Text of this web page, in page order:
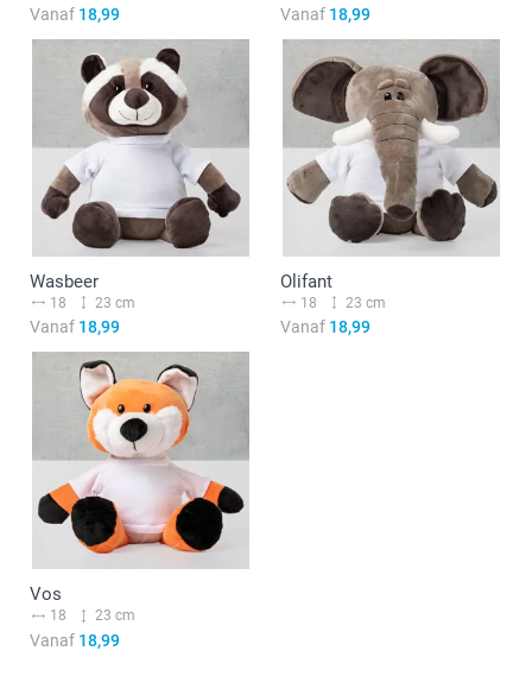
Vanaf 18,99 Vanaf18,99
Wasbeer
18 23 cm
Vanaf 18,99
Olifant
18 23 cm
Vanaf18,99
Vos
18 23 cm
Vanaf 18,99